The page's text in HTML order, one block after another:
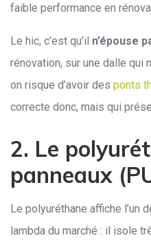
faible performance en
Le hic, c’est qu’il n’épouse
rénovation, sur une dalle qui
on risque d’avoir des ponts
correcte donc, mais qui
2. Le
panneaux
Le polyuréthane affiche l’un
lambda du marché : il isole